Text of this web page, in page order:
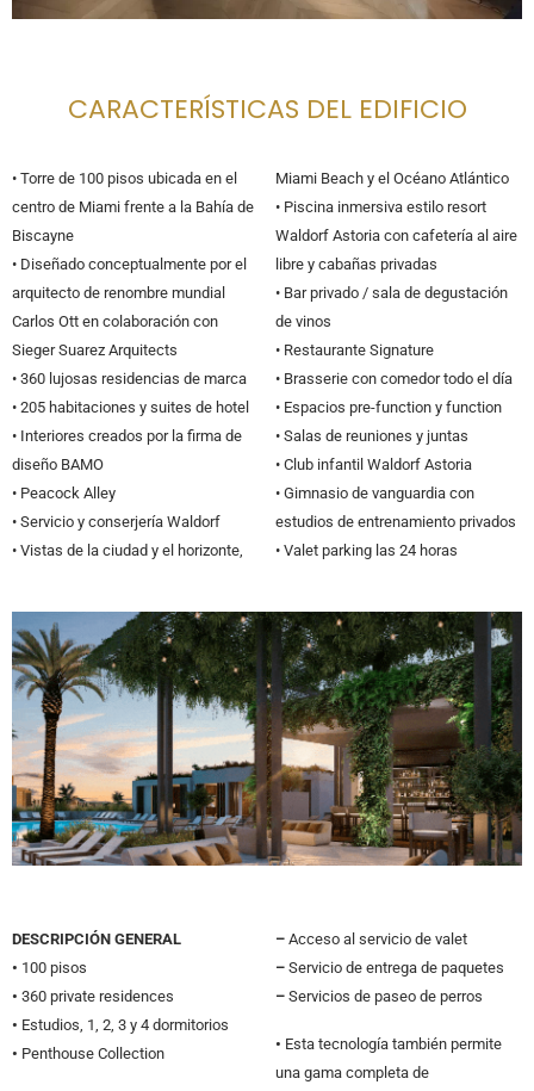
CARACTERÍSTICAS DEL EDIFICIO
• Torre de 100 pisos ubicada en el
centro de Miami frente a la Bahía de
Biscayne
• Diseñado conceptualmente por el
arquitecto de renombre mundial
Carlos Ott en colaboración con
Sieger Suarez Arquitects
• 360 lujosas residencias de marca
• 205 habitaciones y suites de hotel
• Interiores creados por la firma de
diseño BAMO
• Peacock Alley
• Servicio y conserjería Waldorf
• Vistas de la ciudad y el horizonte,
Miami Beach y el Océano Atlántico
• Piscina inmersiva estilo resort
Waldorf Astoria con cafetería al aire
libre y cabañas privadas
• Bar privado / sala de degustación
de vinos
• Restaurante Signature
• Brasserie con comedor todo el día
• Espacios pre-function y function
• Salas de reuniones y juntas
• Club infantil Waldorf Astoria
• Gimnasio de vanguardia con
estudios de entrenamiento privados
• Valet parking las 24 horas
DESCRIPCIÓN GENERAL
• 100 pisos
• 360 private residences
• Estudios, 1, 2, 3 y 4 dormitorios
• Penthouse Collection
– Acceso al servicio de valet
– Servicio de entrega de paquetes
– Servicios de paseo de perros
• Esta tecnología también permite
una gama completa de